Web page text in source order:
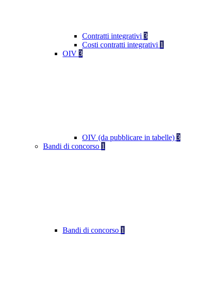
Contratti integrativi 3
Costi contratti integrativi 1
OIV 3
OIV (da pubblicare in tabelle) 3
Bandi di concorso 1
Bandi di concorso 1